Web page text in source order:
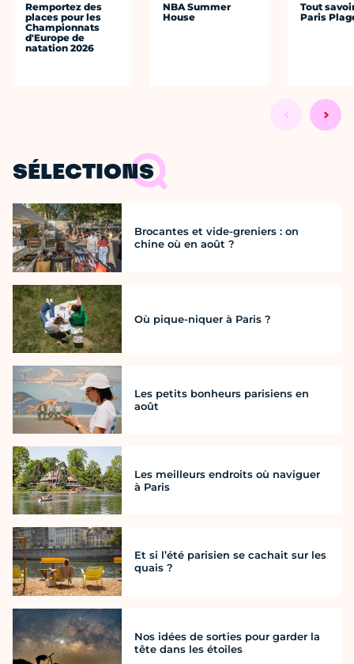
Remportez des
places pour les
Championnats
d'Europe de
natation 2026
NBA Summer
House
Tout
Paris
SÉLECTIONS
Brocantes et vide-greniers : on
chine où en août ?
Où pique-niquer à Paris ?
Les petits bonheurs parisiens en
août
Les meilleurs endroits où naviguer
à Paris
Et si l’été parisien se cachait sur les
quais ?
Nos idées de sorties pour garder la
tête dans les étoiles